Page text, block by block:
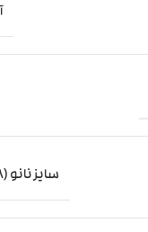
سایز نانو (8.8 × 12.3 میلی‌متر)